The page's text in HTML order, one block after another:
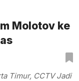
Molotov ke
Timur, CCTV Jadi